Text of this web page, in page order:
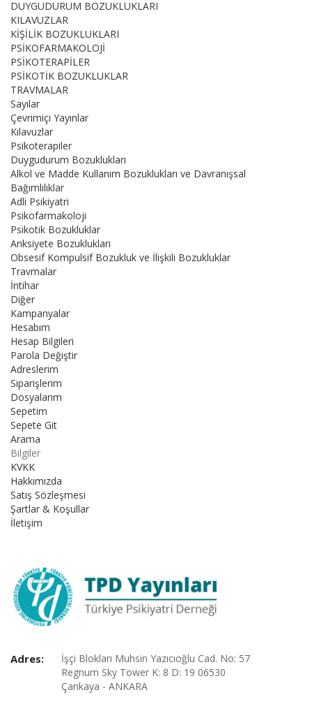
DUYGUDURUM BOZUKLUKLARI
KILAVUZLAR
KİŞİLİK BOZUKLUKLARI
PSİKOFARMAKOLOJİ
PSİKOTERAPİLER
PSİKOTİK BOZUKLUKLAR
TRAVMALAR
Sayılar
Çevrimiçi Yayınlar
Kılavuzlar
Psikoterapiler
Duygudurum Bozuklukları
Alkol ve Madde Kullanım Bozuklukları ve Davranışsal
Bağımlılıklar
Adli Psikiyatri
Psikofarmakoloji
Psikotik Bozukluklar
Anksiyete Bozuklukları
Obsesif Kompulsif Bozukluk ve İlişkili Bozukluklar
Travmalar
İntihar
Diğer
Kampanyalar
Hesabım
Hesap Bilgileri
Parola Değiştir
Adreslerim
Siparişlerim
Dosyalarım
Sepetim
Sepete Git
Arama
Bilgiler
KVKK
Hakkımızda
Satış Sözleşmesi
Şartlar & Koşullar
İletişim
Adres:
İşçi Blokları Muhsin Yazıcıoğlu Cad. No: 57
Regnum Sky Tower K: 8 D: 19 06530
Çankaya - ANKARA